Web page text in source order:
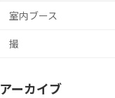
室内ブース
撮
アーカイブ